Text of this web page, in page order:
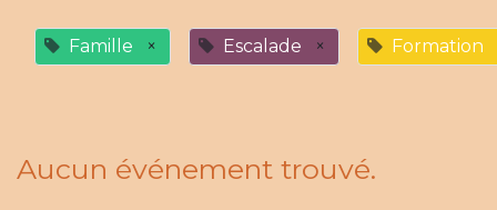
Famille × Escalade × Formation
Aucun événement trouvé.